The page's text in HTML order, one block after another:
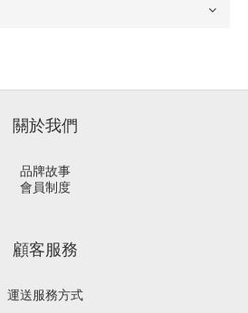
關於我們
品牌故事
會員制度
顧客服務
運送服務方式